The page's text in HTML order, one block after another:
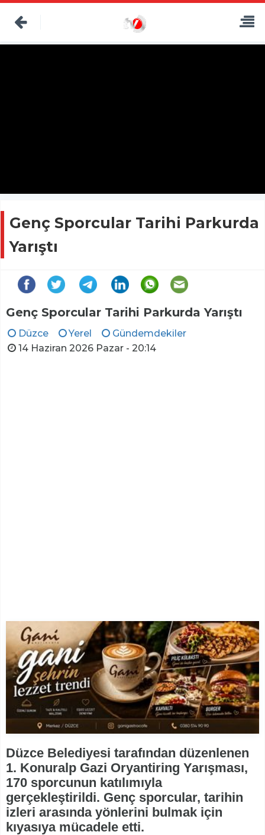
Genç Sporcular Tarihi Parkurda
Yarıştı
Genç Sporcular Tarihi Parkurda Yarıştı
Düzce Yerel
Gündemdekiler
14 Haziran 2026 Pazar - 20:14
Düzce Belediyesi tarafından düzenlenen
1. Konuralp Gazi Oryantiring Yarışması,
170 sporcunun katılımıyla
gerçekleştirildi. Genç sporcular, tarihin
izleri arasında yönlerini bulmak için
kıyasıya mücadele etti.